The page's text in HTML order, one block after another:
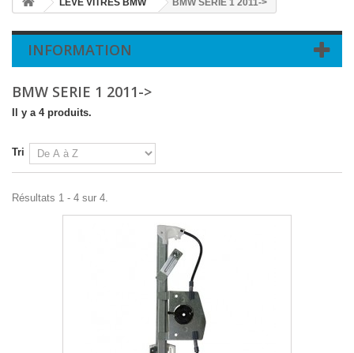
LEVE VITRES BMW BMW SERIE 1 2011->
INFORMATION
BMW SERIE 1 2011->
Il y a 4 produits.
Tri
Résultats 1 - 4 sur 4.